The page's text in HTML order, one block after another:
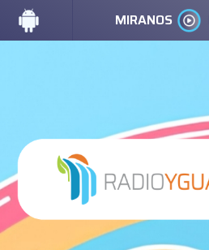
MIRANOS